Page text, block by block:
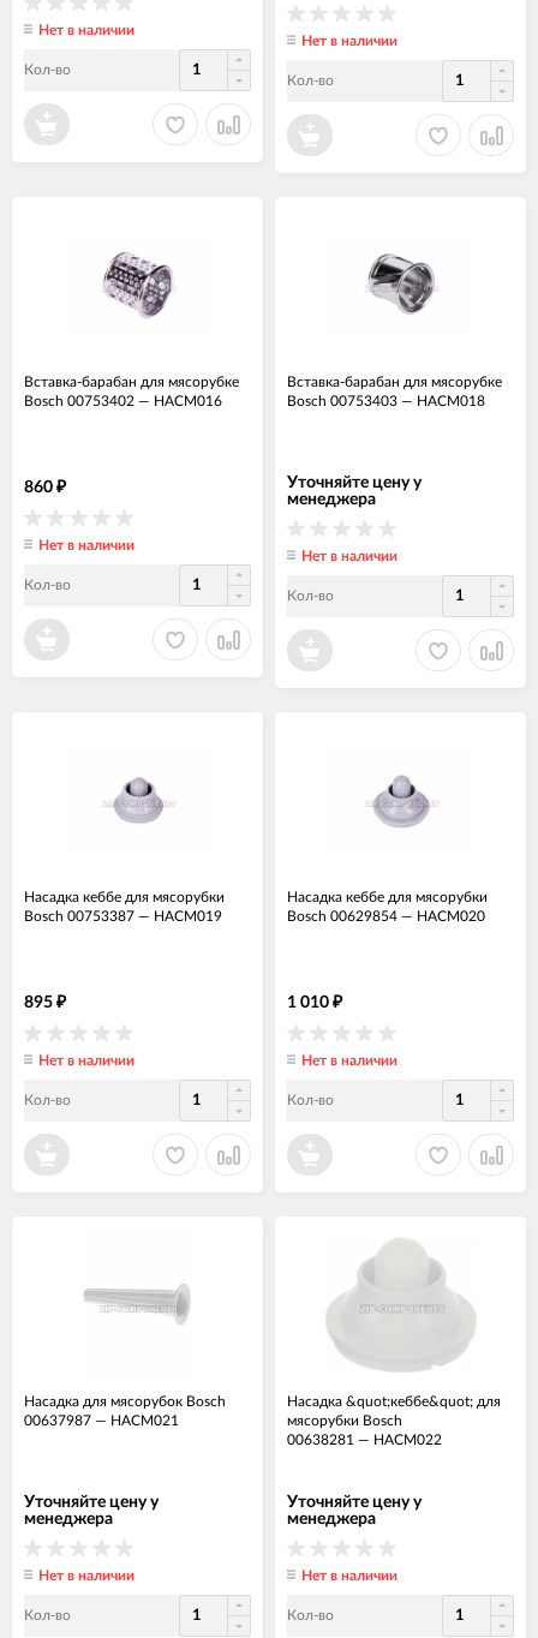
Нет в наличии
Кол-во
Нет в наличии
Кол-во
Вставка-барабан для мясорубке
Bosch 00753402 — НАСМ016
860 ₽
Нет в наличии
Кол-во
Вставка-барабан для мясорубке
Bosch 00753403 — НАСМ018
Уточняйте цену у
менеджера
Нет в наличии
Кол-во
Насадка кеббе для мясорубки
Bosch 00753387 — НАСМ019
895 ₽
Нет в наличии
Кол-во
Насадка кеббе для мясорубки
Bosch 00629854 — НАСМ020
1 010 ₽
Нет в наличии
Кол-во
Насадка для мясорубок Bosch
00637987 — НАСМ021
Уточняйте цену у
менеджера
Нет в наличии
Кол-во
Насадка &quot;кеббе&quot; для
мясорубки Bosch
00638281 — НАСМ022
Уточняйте цену у
менеджера
Нет в наличии
Кол-во